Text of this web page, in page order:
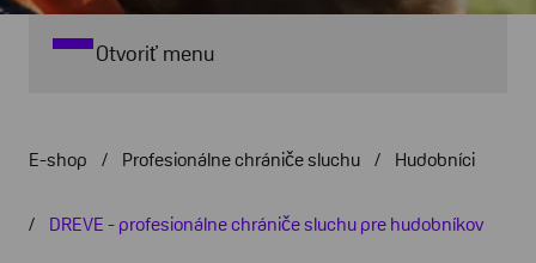
Otvoriť menu
E-shop Profesionálne chrániče sluchu Hudobníci
DREVE - profesionálne chrániče sluchu pre hudobníkov